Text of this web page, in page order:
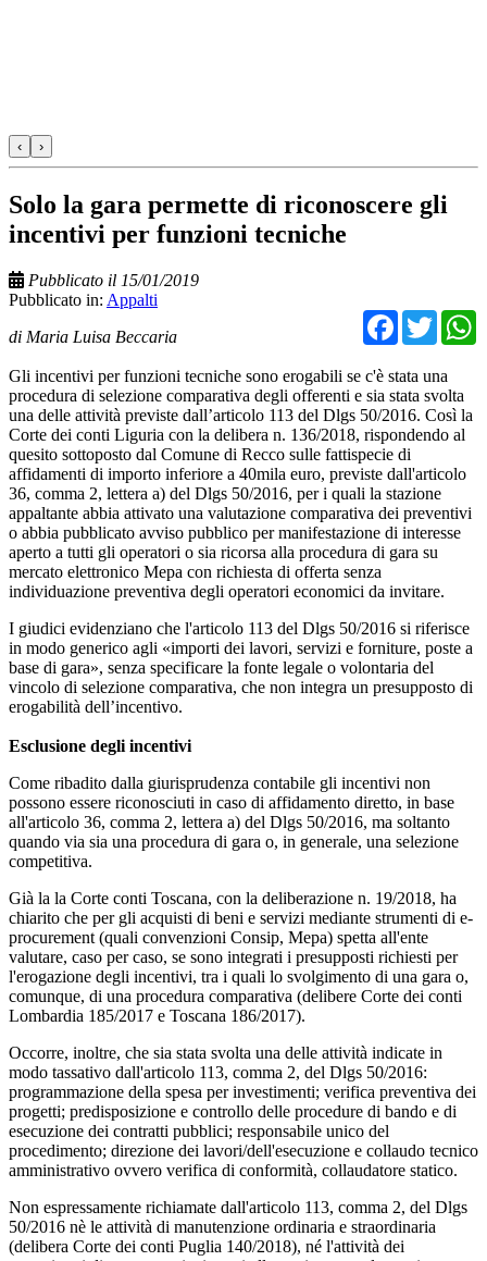
‹ ›
Solo la gara permette di riconoscere gli
incentivi per funzioni tecniche
Pubblicato il 15/01/2019
Pubblicato in: Appalti
di Maria Luisa Beccaria
Gli incentivi per funzioni tecniche sono erogabili se c'è stata una
procedura di selezione comparativa degli offerenti e sia stata svolta
una delle attività previste dall’articolo 113 del Dlgs 50/2016. Così la
Corte dei conti Liguria con la delibera n. 136/2018, rispondendo al
quesito sottoposto dal Comune di Recco sulle fattispecie di
affidamenti di importo inferiore a 40mila euro, previste dall'articolo
36, comma 2, lettera a) del Dlgs 50/2016, per i quali la stazione
appaltante abbia attivato una valutazione comparativa dei preventivi
o abbia pubblicato avviso pubblico per manifestazione di interesse
aperto a tutti gli operatori o sia ricorsa alla procedura di gara su
mercato elettronico Mepa con richiesta di offerta senza
individuazione preventiva degli operatori economici da invitare.
I giudici evidenziano che l'articolo 113 del Dlgs 50/2016 si riferisce
in modo generico agli «importi dei lavori, servizi e forniture, poste a
base di gara», senza specificare la fonte legale o volontaria del
vincolo di selezione comparativa, che non integra un presupposto di
erogabilità dell’incentivo.
Esclusione degli incentivi
Come ribadito dalla giurisprudenza contabile gli incentivi non
possono essere riconosciuti in caso di affidamento diretto, in base
all'articolo 36, comma 2, lettera a) del Dlgs 50/2016, ma soltanto
quando via sia una procedura di gara o, in generale, una selezione
competitiva.
Già la la Corte conti Toscana, con la deliberazione n. 19/2018, ha
chiarito che per gli acquisti di beni e servizi mediante strumenti di e-
procurement (quali convenzioni Consip, Mepa) spetta all'ente
valutare, caso per caso, se sono integrati i presupposti richiesti per
l'erogazione degli incentivi, tra i quali lo svolgimento di una gara o,
comunque, di una procedura comparativa (delibere Corte dei conti
Lombardia 185/2017 e Toscana 186/2017).
Occorre, inoltre, che sia stata svolta una delle attività indicate in
modo tassativo dall'articolo 113, comma 2, del Dlgs 50/2016:
programmazione della spesa per investimenti; verifica preventiva dei
progetti; predisposizione e controllo delle procedure di bando e di
esecuzione dei contratti pubblici; responsabile unico del
procedimento; direzione dei lavori/dell'esecuzione e collaudo tecnico
amministrativo ovvero verifica di conformità, collaudatore statico.
Non espressamente richiamate dall'articolo 113, comma 2, del Dlgs
50/2016 nè le attività di manutenzione ordinaria e straordinaria
(delibera Corte dei conti Puglia 140/2018), né l'attività dei